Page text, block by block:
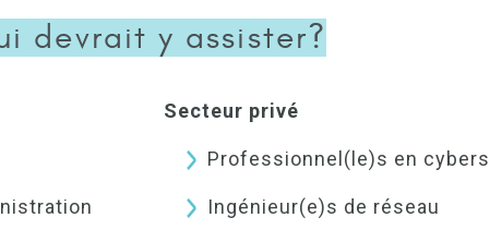
devrait y assister?
Secteur privé
Professionnel(le)s en
Ingénieur(e)s de réseau